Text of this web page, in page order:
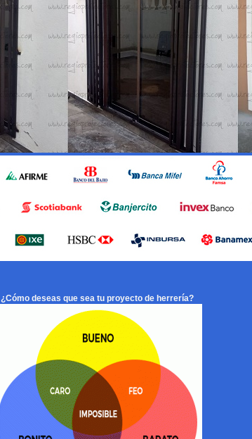
¿Cómo deseas que sea tu proyecto de herrería?